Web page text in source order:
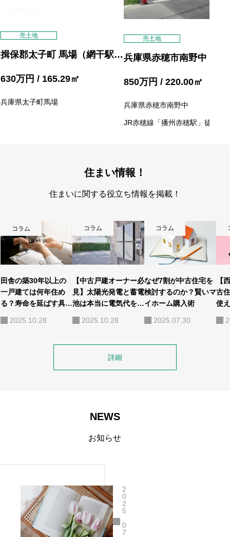
売土地
揖保郡太子町 馬場（網干駅）
630万円 / 165.29㎡
兵庫県太子町馬場
売土地
兵庫県赤穂市南野中 住宅
850万円 / 220.00㎡
兵庫県赤穂市南野中
JR赤穂線「播州赤穂駅」徒歩18
住まい情報！
住まいに関する役立ち情報を掲載！
コラム
田舎の築30年以上の
一戸建ては何年住め
る？寿命を延ばす具体
2025.10.28
コラム
【中古戸建オーナー必
見】太陽光発電と蓄電
池は本当に電気代を安
しのメリット・デメリ
2025.10.28
コラム
なぜ7割が中古住宅を
検討するのか？賢いマ
イホーム購入術
2025.07.30
【
古
使
詳細
NEWS
お知らせ
2
0
2
5
0
7